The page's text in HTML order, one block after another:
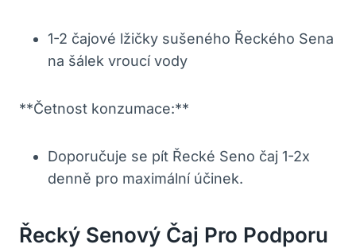
1-2 čajové lžičky sušeného Řeckého Sena
na šálek vroucí vody
**Četnost konzumace:**
Doporučuje se pít Řecké Seno čaj 1-2x
denně pro maximální účinek.
Řecký Senový Čaj Pro Podporu